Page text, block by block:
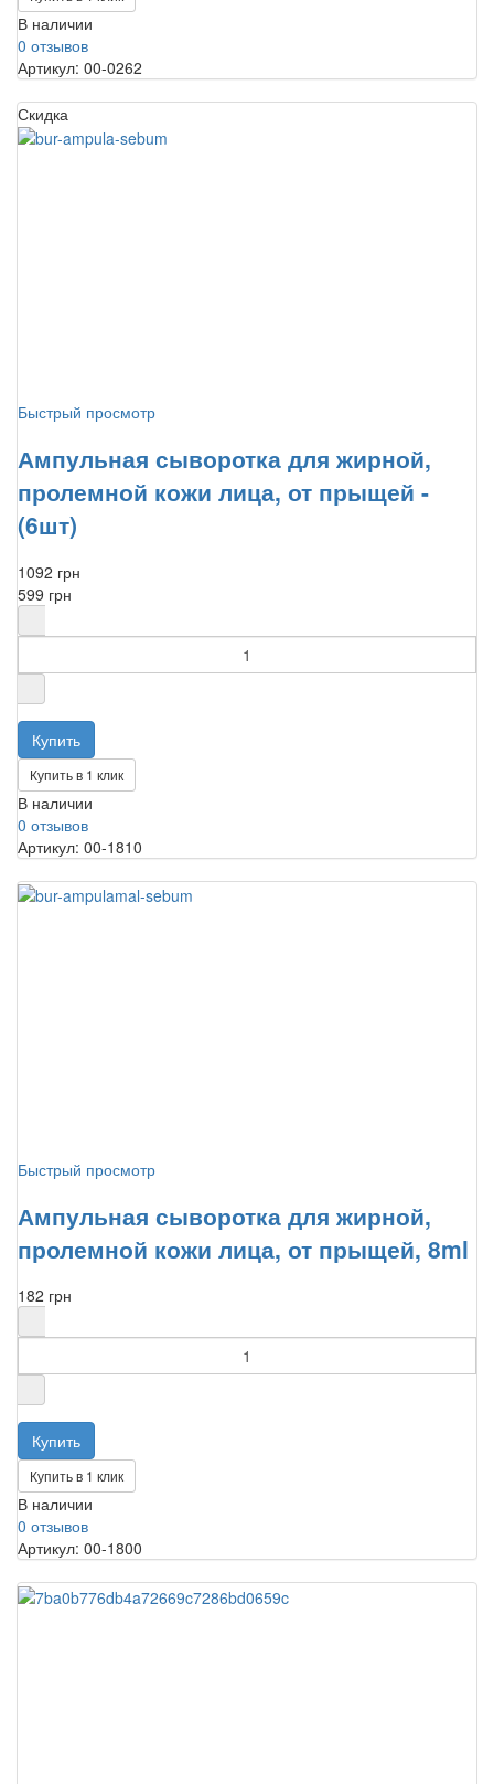
В наличии
0 отзывов
Артикул: 00-0262
Скидка
Быстрый просмотр
Ампульная сыворотка для жирной,
пролемной кожи лица, от прыщей -
(6шт)
1092 грн
599 грн
Купить в 1 клик
В наличии
0 отзывов
Артикул: 00-1810
Быстрый просмотр
Ампульная сыворотка для жирной,
пролемной кожи лица, от прыщей, 8ml
182 грн
Купить в 1 клик
В наличии
0 отзывов
Артикул: 00-1800